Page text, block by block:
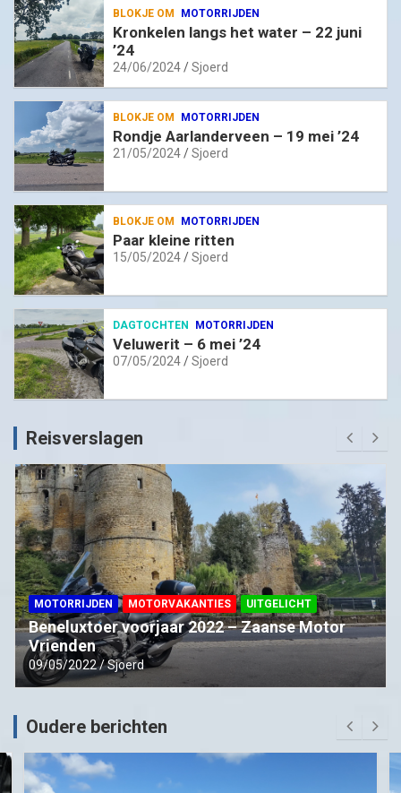
BLOKJE OM MOTORRIJDEN
Kronkelen langs het water – 22 juni
’24
24/06/2024 Sjoerd
BLOKJE OM MOTORRIJDEN
Rondje Aarlanderveen – 19 mei ’24
21/05/2024 Sjoerd
BLOKJE OM MOTORRIJDEN
Paar kleine ritten
15/05/2024 Sjoerd
DAGTOCHTEN MOTORRIJDEN
Veluwerit – 6 mei ’24
07/05/2024 Sjoerd
Reisverslagen
MOTORRIJDEN MOTORVAKANTIES UITGELICHT
Beneluxtoer voorjaar 2022 – Zaanse Motor
Vrienden
09/05/2022 Sjoerd
Oudere berichten